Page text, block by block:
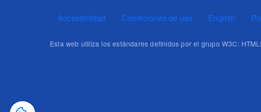
Pie de página
Accesibilidad Condiciones de uso English
Esta web utiliza los estándares definidos por el grupo W3C: